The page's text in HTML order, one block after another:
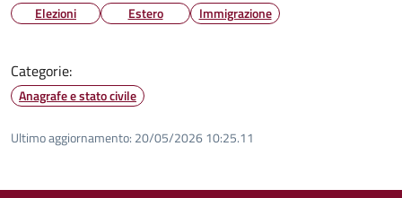
Elezioni Estero Immigrazione
Categorie:
Anagrafe e stato civile
Ultimo aggiornamento: 20/05/2026 10:25.11